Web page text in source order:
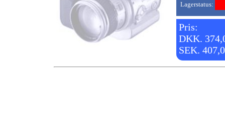
Lagerstatus:
Pris:
DKK.
SEK.